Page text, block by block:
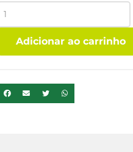
ARROZAdicionar ao carrinho